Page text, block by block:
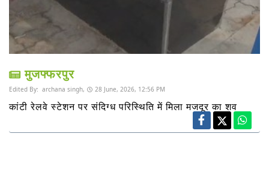
मुजफ्फरपुर
Edited By: archana singh, 28 June, 2026, 12:56 PM
कांटी रेलवे स्टेशन पर संदिग्ध परिस्थिति में मिला मजदूर का शव